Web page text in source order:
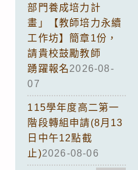
部門養成培力計
畫」【教師培力永續
工作坊】簡章1份，
請貴校鼓勵教師
踴躍報名2026-08-
07
115學年度高二第一
階段轉組申請(8月13
日中午12點截
止)2026-08-06